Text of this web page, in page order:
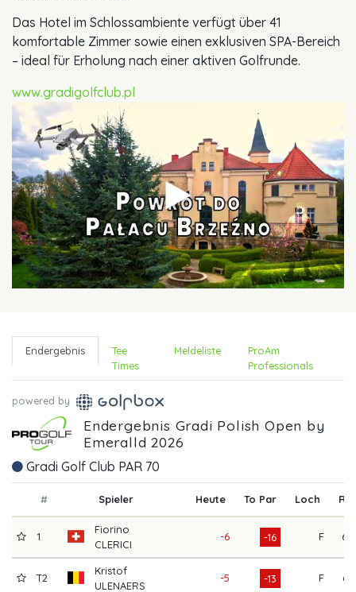
Das Hotel im Schlossambiente verfügt über 41
komfortable Zimmer sowie einen exklusiven SPA-Bereich
– ideal für Erholung nach einer aktiven Golfrunde.
www.gradigolfclub.pl
Endergebnis
Tee
Times
Meldeliste
ProAm
Professionals
powered by
Endergebnis Gradi Polish Open by
Emeralld 2026
Gradi Golf Club PAR 70
# Spieler Heute To Par Loch R1
1
Fiorino
CLERICI
-6 -16 F 68
T2
Kristof
ULENAERS
-5 -13 F 66